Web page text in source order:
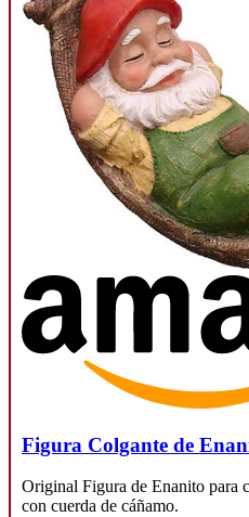
Figura Colgante de
Original Figura de Enanito para
con cuerda de cáñamo.